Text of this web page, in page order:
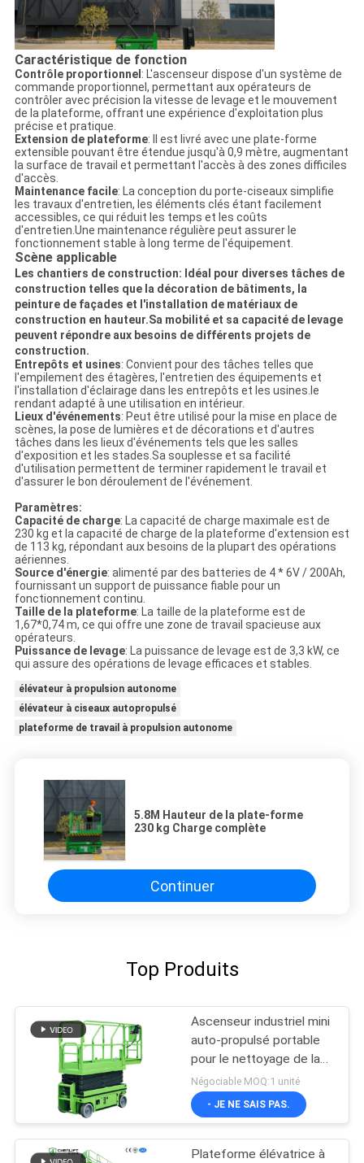
Caractéristique de fonction
Contrôle proportionnel : L'ascenseur dispose d'un système de
commande proportionnel, permettant aux opérateurs de
contrôler avec précision la vitesse de levage et le mouvement
de la plateforme, offrant une expérience d'exploitation plus
précise et pratique.
Extension de plateforme: Il est livré avec une plate-forme
extensible pouvant être étendue jusqu'à 0,9 mètre, augmentant
la surface de travail et permettant l'accès à des zones difficiles
d'accès.
Maintenance facile: La conception du porte-ciseaux simplifie
les travaux d'entretien, les éléments clés étant facilement
accessibles, ce qui réduit les temps et les coûts
d'entretien.Une maintenance régulière peut assurer le
fonctionnement stable à long terme de l'équipement.
Scène applicable
Les chantiers de construction: Idéal pour diverses tâches de
construction telles que la décoration de bâtiments, la
peinture de façades et l'installation de matériaux de
construction en hauteur.Sa mobilité et sa capacité de levage
peuvent répondre aux besoins de différents projets de
construction.
Entrepôts et usines: Convient pour des tâches telles que
l'empilement des étagères, l'entretien des équipements et
l'installation d'éclairage dans les entrepôts et les usines.le
rendant adapté à une utilisation en intérieur.
Lieux d'événements: Peut être utilisé pour la mise en place de
scènes, la pose de lumières et de décorations et d'autres
tâches dans les lieux d'événements tels que les salles
d'exposition et les stades.Sa souplesse et sa facilité
d'utilisation permettent de terminer rapidement le travail et
d'assurer le bon déroulement de l'événement.
Paramètres:
Capacité de charge: La capacité de charge maximale est de
230 kg et la capacité de charge de la plateforme d'extension est
de 113 kg, répondant aux besoins de la plupart des opérations
aériennes.
Source d'énergie: alimenté par des batteries de 4 * 6V / 200Ah,
fournissant un support de puissance fiable pour un
fonctionnement continu.
Taille de la plateforme: La taille de la plateforme est de
1,67*0,74 m, ce qui offre une zone de travail spacieuse aux
opérateurs.
Puissance de levage: La puissance de levage est de 3,3 kW, ce
qui assure des opérations de levage efficaces et stables.
élévateur à propulsion autonome
élévateur à ciseaux autopropulsé
plateforme de travail à propulsion autonome
5.8M Hauteur de la plate-forme
230 kg Charge complète
Continuer
Top Produits
Ascenseur industriel mini
auto-propulsé portable
pour le nettoyage de la
peinture
Négociable MOQ:1 unité
- JE NE SAIS PAS.
Plateforme élévatrice à